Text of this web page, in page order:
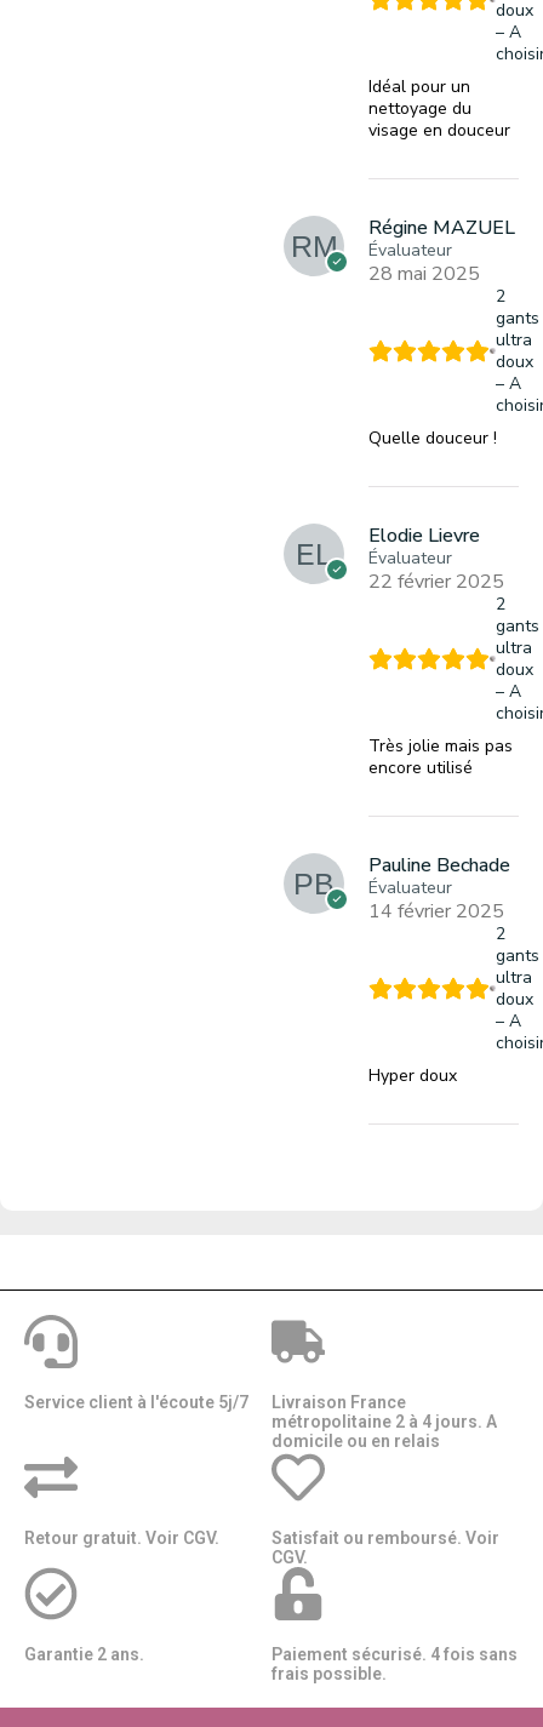
doux
– A
Idéal pour un
nettoyage du
visage en douceur
Régine MAZUEL
Évaluateur
28 mai 2025
2
gants
ultra
doux
– A
Quelle douceur !
Elodie Lievre
Évaluateur
22 février 2025
2
gants
ultra
doux
– A
Très jolie mais pas
encore utilisé
Pauline Bechade
Évaluateur
14 février 2025
2
gants
ultra
doux
– A
Hyper doux
Service client à l'écoute 5j/7
Livraison France
métropolitaine 2 à 4 jours. A
domicile ou en relais​​
Retour gratuit. Voir CGV.
Satisfait ou remboursé. Voir
CGV.
Garantie 2 ans.
Paiement sécurisé. 4 fois sans
frais possible.